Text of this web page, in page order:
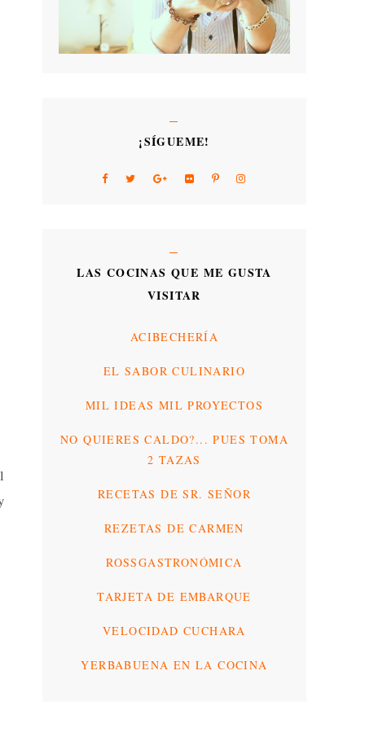
¡SÍGUEME!
LAS COCINAS QUE ME GUSTA
VISITAR
ACIBECHERÍA
EL SABOR CULINARIO
MIL IDEAS MIL PROYECTOS
NO QUIERES CALDO?... PUES TOMA
2 TAZAS
RECETAS DE SR. SEÑOR
REZETAS DE CARMEN
ROSSGASTRONÓMICA
TARJETA DE EMBARQUE
VELOCIDAD CUCHARA
YERBABUENA EN LA COCINA